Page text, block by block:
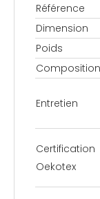
Référence
Dimension
Poids
Composition
Entretien
Certification
Oekotex